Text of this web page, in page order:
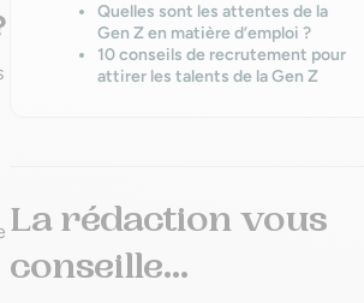
Quelles sont les attentes de la
Gen Z en matière d’emploi ?
10 conseils de recrutement pour
attirer les talents de la Gen Z
La rédaction vous
conseille...